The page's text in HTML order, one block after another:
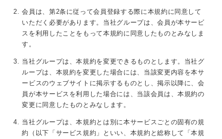
会員は、第2条に従って会員登録する際に本規約に同意して
いただく必要があります。当社グループは、会員が本サービ
スを利用したことをもって本規約に同意したものとみなしま
す。
当社グループは、本規約を変更できるものとします。当社グ
ループは、本規約を変更した場合には、当該変更内容を本サ
ービスのウェブサイトに掲示するものとし、掲示以降に、会
員が本サービスを利用した場合には、当該会員は、本規約の
変更に同意したものとみなします。
当社グループは、本規約とは別に本サービスごとの固有の規
約（以下「サービス規約」といい、本規約と総称して「本規